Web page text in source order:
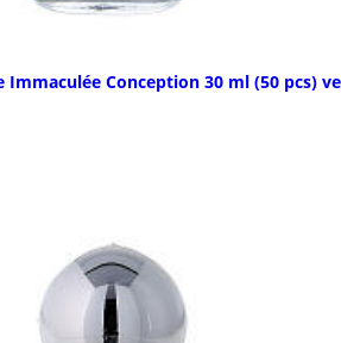
Immaculée Conception 30 ml (50 pcs)